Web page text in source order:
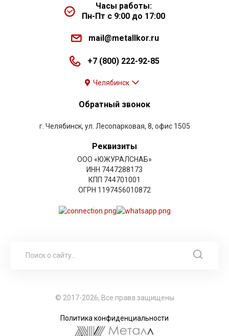
Часы работы:
Пн-Пт с 9:00 до 17:00
mail@metallkor.ru
+7 (800) 222-92-85
Челябинск
Обратный звонок
г. Челябинск, ул. Лесопарковая, 8, офис 1505
Реквизиты
ООО «ЮЖУРАЛСНАБ»
ИНН 7447288173
КПП 744701001
ОГРН 1197456010872
© 2017-2026, Все права защищены
Политика конфиденциальности